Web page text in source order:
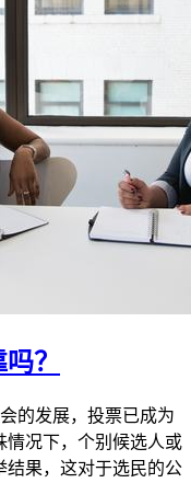
？
的发展，投票已成为
情况下，个别候选人或
结果，这对于选民的公